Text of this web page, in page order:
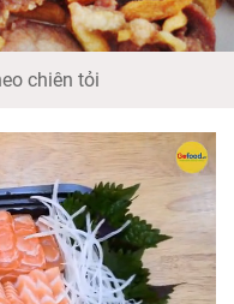
chiên tỏi